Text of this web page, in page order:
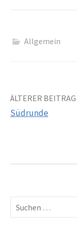
Allgemein
Beitrags-
ÄLTERER BEITRAG
Südrunde
Suchen
nach: